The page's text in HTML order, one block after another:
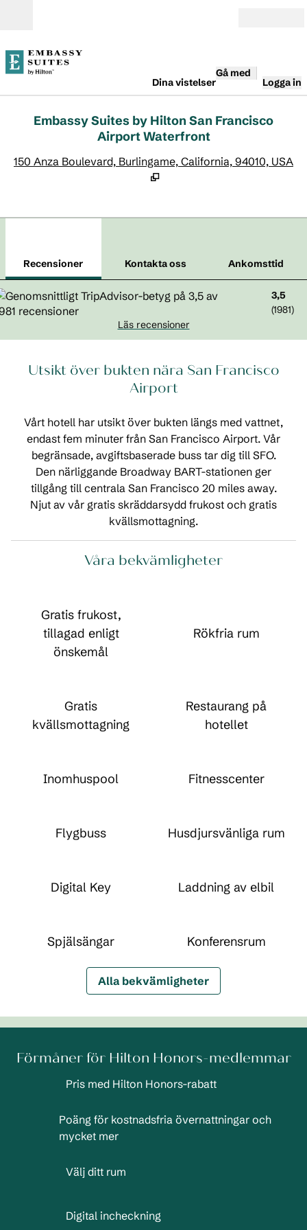
Dina vistelser
Gå med
Logga in
Embassy Suites by Hilton San Francisco
Airport Waterfront
150 Anza Boulevard, Burlingame, California, 94010, USA
Recensioner Kontakta oss
Ankomsttid
3,5
(1981)
Läs recensioner
Utsikt över bukten nära San Francisco
Airport
Vårt hotell har utsikt över bukten längs med vattnet,
endast fem minuter från San Francisco Airport. Vår
begränsade, avgiftsbaserade buss tar dig till SFO.
Den närliggande Broadway BART-stationen ger
tillgång till centrala San Francisco 20 miles away.
Njut av vår gratis skräddarsydd frukost och gratis
kvällsmottagning.
Våra bekvämligheter
Gratis frukost,
tillagad enligt
önskemål
Rökfria rum
Gratis
kvällsmottagning
Restaurang på
hotellet
Inomhuspool Fitnesscenter
Flygbuss Husdjursvänliga rum
Digital Key Laddning av elbil
Spjälsängar Konferensrum
Alla bekvämligheter
Förmåner för Hilton Honors-medlemmar
Pris med Hilton Honors-rabatt
Poäng för kostnadsfria övernattningar och
mycket mer
Välj ditt rum
Digital incheckning